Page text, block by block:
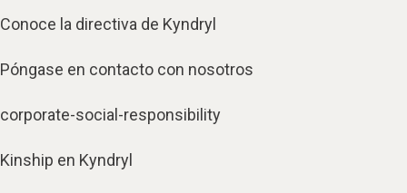
Conoce la directiva de Kyndryl
Póngase en contacto con nosotros
corporate-social-responsibility
Kinship en Kyndryl